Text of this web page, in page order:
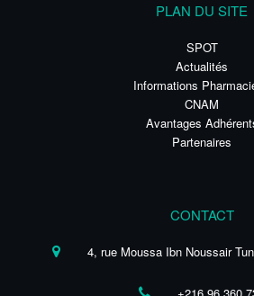
PLAN DU SITE
SPOT
Actualités
Informations
CNAM
Avantages
Partenaires
CONTACT
4, rue Moussa Ibn Noussair